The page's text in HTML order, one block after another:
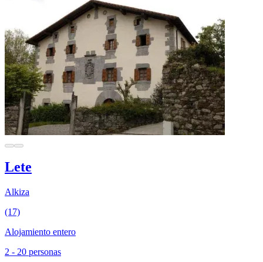
Lete
Alkiza
(17)
Alojamiento entero
2 - 20 personas